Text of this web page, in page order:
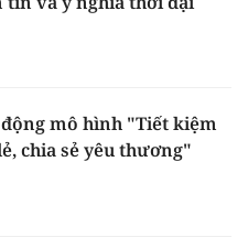
mô hình "Tiết kiệm
chia sẻ yêu thương"